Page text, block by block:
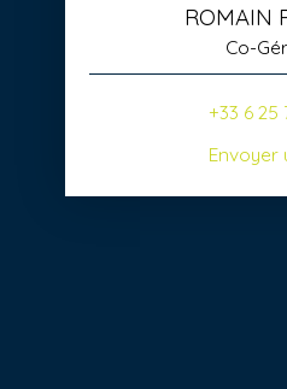
ROMAIN
Co-
+33 6 25
Envoyer